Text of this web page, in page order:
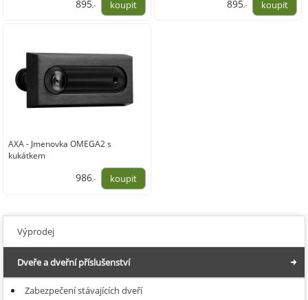
895,- 895,-
AXA - Jmenovka OMEGA2 s
kukátkem
986,-
Výprodej
Dveře a dveřní příslušenství
Zabezpečení stávajících dveří